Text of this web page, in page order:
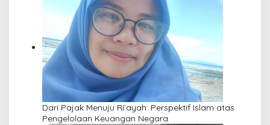
Dari Pajak Menuju Ri’ayah: Perspektif Islam atas
Pengelolaan Keuangan Negara